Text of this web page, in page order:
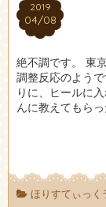
2019
04/08
2019
04/08
絶不調です。 東
調整反応のよう
りに、ヒールに
んに教えてもら
ほりすてぃっく